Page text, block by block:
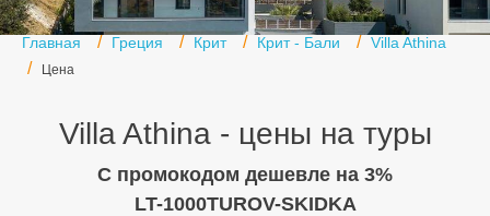
Главная Греция Крит Крит - Бали Villa Athina
Цена
Villa Athina - цены на туры
C промокодом дешевле на 3%
LT-1000TUROV-SKIDKA
Туры в Египет
Помощь
Подборки отелей